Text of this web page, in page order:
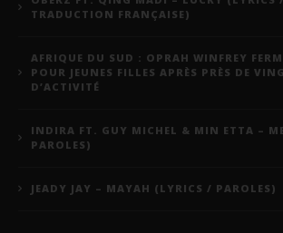
TRADUCTION FRANÇAISE)
AFRIQUE DU SUD : OPRAH WINFREY
POUR JEUNES FILLES APRÈS PRÈS DE
D’ACTIVITÉ
INDIRA FT. GUY MICHEL & MIN ETTA –
PAROLES)
JEADY JAY – MAYAH (LYRICS / PAROLES)